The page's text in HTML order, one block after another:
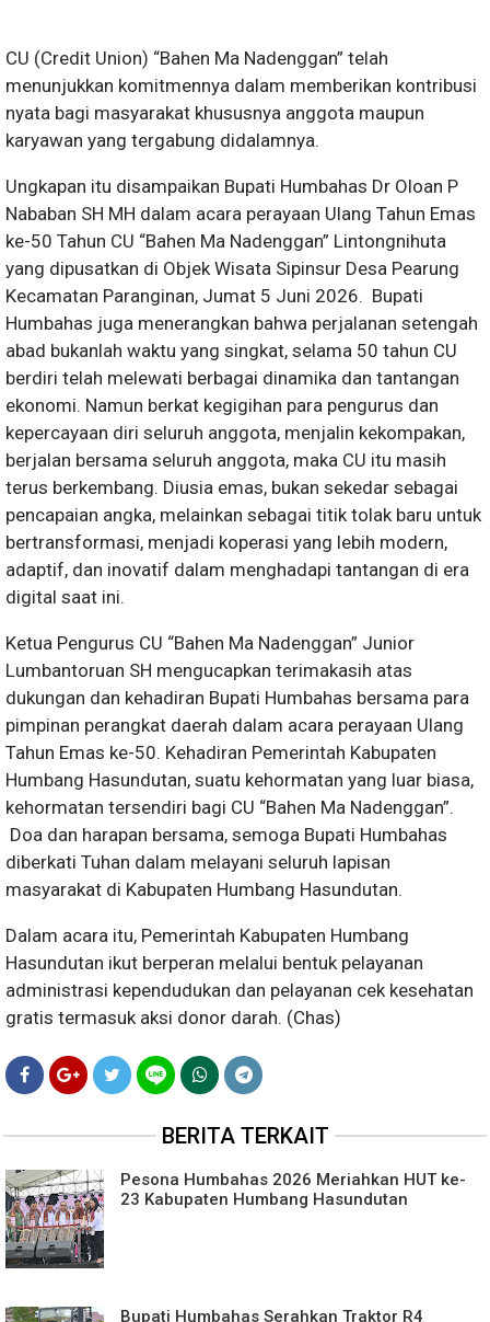
CU (Credit Union) “Bahen Ma Nadenggan” telah
menunjukkan komitmennya dalam memberikan kontribusi
nyata bagi masyarakat khususnya anggota maupun
karyawan yang tergabung didalamnya.
Ungkapan itu disampaikan Bupati Humbahas Dr Oloan P
Nababan SH MH dalam acara perayaan Ulang Tahun Emas
ke-50 Tahun CU “Bahen Ma Nadenggan” Lintongnihuta
yang dipusatkan di Objek Wisata Sipinsur Desa Pearung
Kecamatan Paranginan, Jumat 5 Juni 2026. Bupati
Humbahas juga menerangkan bahwa perjalanan setengah
abad bukanlah waktu yang singkat, selama 50 tahun CU
berdiri telah melewati berbagai dinamika dan tantangan
ekonomi. Namun berkat kegigihan para pengurus dan
kepercayaan diri seluruh anggota, menjalin kekompakan,
berjalan bersama seluruh anggota, maka CU itu masih
terus berkembang. Diusia emas, bukan sekedar sebagai
pencapaian angka, melainkan sebagai titik tolak baru untuk
bertransformasi, menjadi koperasi yang lebih modern,
adaptif, dan inovatif dalam menghadapi tantangan di era
digital saat ini.
Ketua Pengurus CU “Bahen Ma Nadenggan” Junior
Lumbantoruan SH mengucapkan terimakasih atas
dukungan dan kehadiran Bupati Humbahas bersama para
pimpinan perangkat daerah dalam acara perayaan Ulang
Tahun Emas ke-50. Kehadiran Pemerintah Kabupaten
Humbang Hasundutan, suatu kehormatan yang luar biasa,
kehormatan tersendiri bagi CU “Bahen Ma Nadenggan”.
Doa dan harapan bersama, semoga Bupati Humbahas
diberkati Tuhan dalam melayani seluruh lapisan
masyarakat di Kabupaten Humbang Hasundutan.
Dalam acara itu, Pemerintah Kabupaten Humbang
Hasundutan ikut berperan melalui bentuk pelayanan
administrasi kependudukan dan pelayanan cek kesehatan
gratis termasuk aksi donor darah. (Chas)
BERITA TERKAIT
Pesona Humbahas 2026 Meriahkan HUT ke-
23 Kabupaten Humbang Hasundutan
Bupati Humbahas Serahkan Traktor R4